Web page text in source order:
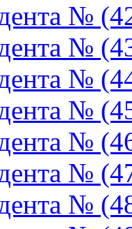
№
№
№
№
№
№
№